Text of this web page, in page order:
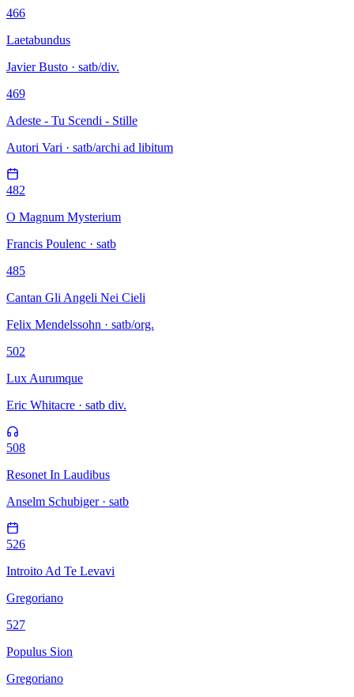
466
Laetabundus
Javier Busto · satb/div.
469
Adeste - Tu Scendi - Stille
Autori Vari · satb/archi ad libitum
482
O Magnum Mysterium
Francis Poulenc · satb
485
Cantan Gli Angeli Nei Cieli
Felix Mendelssohn · satb/org.
502
Lux Aurumque
Eric Whitacre · satb div.
508
Resonet In Laudibus
Anselm Schubiger · satb
526
Introito Ad Te Levavi
Gregoriano
527
Populus Sion
Gregoriano